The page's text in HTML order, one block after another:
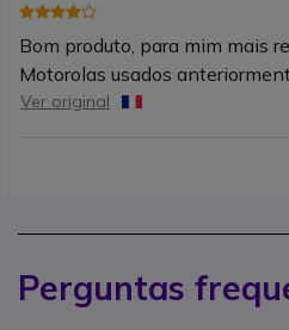
Bom produto, para mim mais
Motorolas usados
Ver original
Perguntas